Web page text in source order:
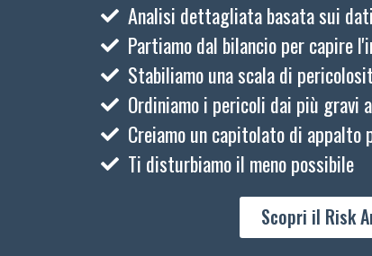
Analisi dettagliata basata sui
Partiamo dal bilancio per capire
Stabiliamo una scala di
Ordiniamo i pericoli dai più gravi
Creiamo un capitolato di appalto
Ti disturbiamo il meno possibile
Scopri il Risk